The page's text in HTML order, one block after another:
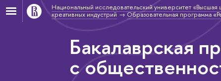
Национальный исследовательский университет «Высшая
креативных индустрий
Образовательная программа
Бакалаврская
с